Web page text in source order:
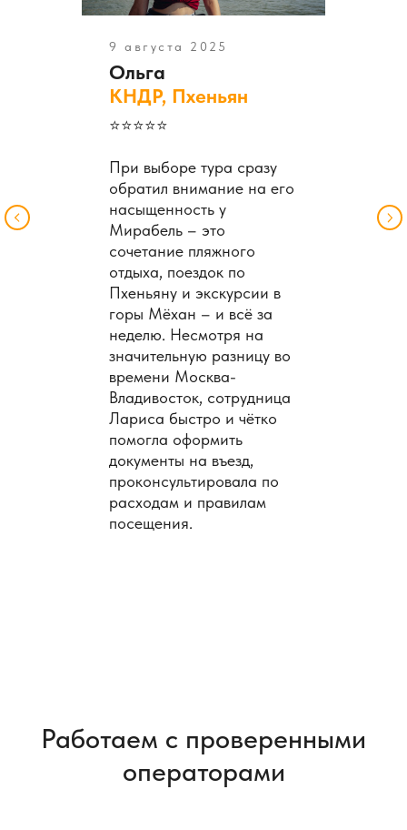
9 августа 2025
Ольга
КНДР, Пхеньян
⭐️⭐️⭐️⭐️⭐️
При выборе тура сразу
обратил внимание на его
насыщенность у
Мирабель – это
сочетание пляжного
отдыха, поездок по
Пхеньяну и экскурсии в
горы Мёхан – и всё за
неделю. Несмотря на
значительную разницу во
времени Москва-
Владивосток, сотрудница
Лариса быстро и чётко
помогла оформить
документы на въезд,
проконсультировала по
расходам и правилам
посещения.
Работаем с проверенными
операторами